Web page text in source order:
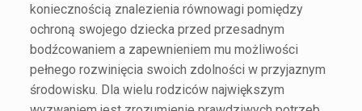
koniecznością znalezienia równowagi pomiędzy
ochroną swojego dziecka przed przesadnym
bodźcowaniem a zapewnieniem mu możliwości
pełnego rozwinięcia swoich zdolności w przyjaznym
środowisku. Dla wielu rodziców największym